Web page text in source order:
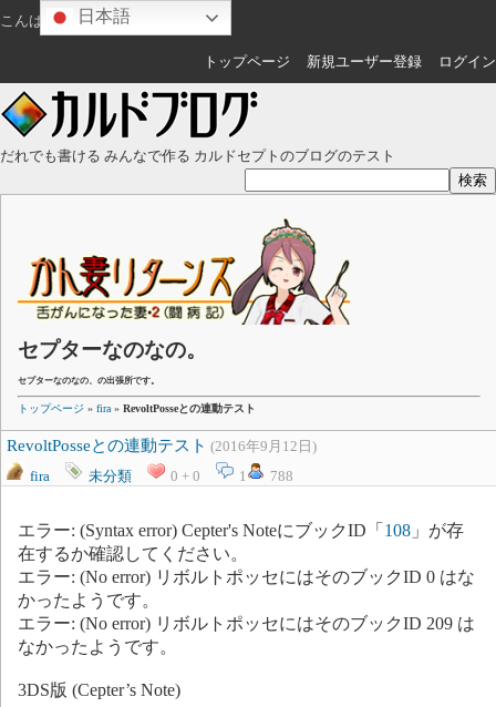
こんばんは ゲスト さん
トップページ 新規ユーザー登録 ログイン
だれでも書ける みんなで作る カルドセプトのブログのテスト
セプターなのなの。
セプターなのなの、の出張所です。
トップページ » fira » RevoltPosseとの連動テスト
RevoltPosseとの連動テスト (2016年9月12日)
fira
未分類 0 + 0 1 788
エラー: (Syntax error) Cepter's NoteにブックID「 108 」が存
在するか確認してください。
エラー: (No error) リボルトポッセにはそのブックID 0 はな
かったようです。
エラー: (No error) リボルトポッセにはそのブックID 209 は
なかったようです。
3DS版 (Cepter’s Note)
日本語